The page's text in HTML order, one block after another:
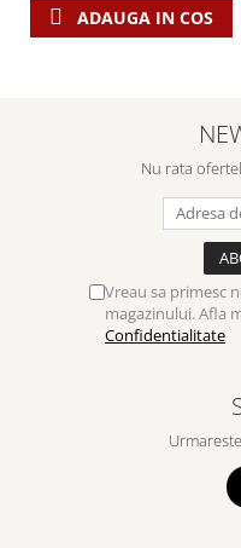
ADAUGA IN COS
Nu rata
Vreau sa primesc
magazinului. Afla
Confidentialitate